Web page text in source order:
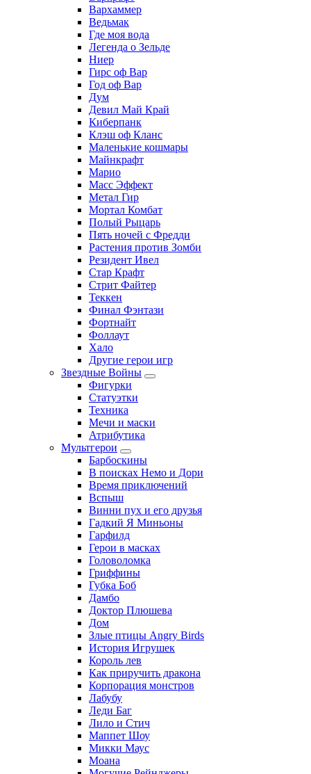
Вархаммер
Ведьмак
Где моя вода
Легенда о Зельде
Ниер
Гирс оф Вар
Год оф Вар
Дум
Девил Май Край
Киберпанк
Клэш оф Кланс
Маленькие кошмары
Майнкрафт
Марио
Масс Эффект
Метал Гир
Мортал Комбат
Полый Рыцарь
Пять ночей с Фредди
Растения против Зомби
Резидент Ивел
Стар Крафт
Стрит Файтер
Теккен
Финал Фэнтази
Фортнайт
Фоллаут
Хало
Другие герои игр
Звездные Войны
Фигурки
Статуэтки
Техника
Мечи и маски
Атрибутика
Мультгерои
Барбоскины
В поисках Немо и Дори
Время приключений
Вспыш
Винни пух и его друзья
Гадкий Я Миньоны
Гарфилд
Герои в масках
Головоломка
Гриффины
Губка Боб
Дамбо
Доктор Плюшева
Дом
Злые птицы Angry Birds
История Игрушек
Король лев
Как приручить дракона
Корпорация монстров
Лабубу
Леди Баг
Лило и Стич
Маппет Шоу
Микки Маус
Моана